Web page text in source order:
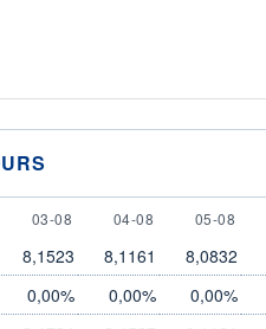
3 AUGUST
03-08 4 AUGUST
04-08 5 AUGUST
05-08
8,1523 8,1161 8,0832
0,00% 0,00% 0,00%